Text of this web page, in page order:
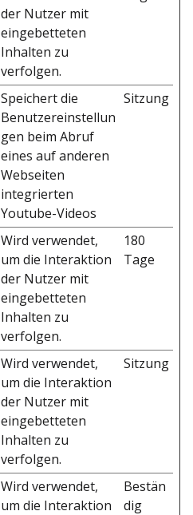
der Nutzer mit
eingebetteten
Inhalten zu
verfolgen.
Speichert die
Benutzereinstellun
gen beim Abruf
eines auf anderen
Webseiten
integrierten
Youtube-Videos
Sitzung
Wird verwendet,
um die Interaktion
der Nutzer mit
eingebetteten
Inhalten zu
verfolgen.
180
Tage
Wird verwendet,
um die Interaktion
der Nutzer mit
eingebetteten
Inhalten zu
verfolgen.
Sitzung
Wird verwendet,
um die Interaktion
Bestän
dig